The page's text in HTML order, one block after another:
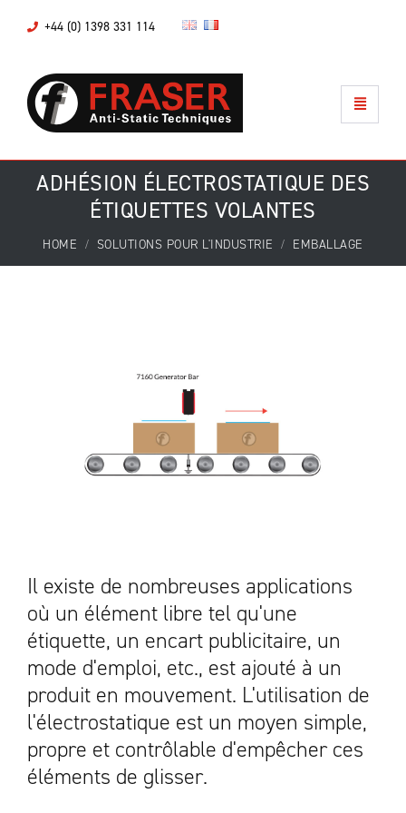
+44 (0) 1398 331 114
ADHÉSION ÉLECTROSTATIQUE DES
ÉTIQUETTES VOLANTES
HOME SOLUTIONS POUR L'INDUSTRIE EMBALLAGE
Il existe de nombreuses applications
où un élément libre tel qu'une
étiquette, un encart publicitaire, un
mode d'emploi, etc., est ajouté à un
produit en mouvement. L'utilisation de
l'électrostatique est un moyen simple,
propre et contrôlable d'empêcher ces
éléments de glisser.